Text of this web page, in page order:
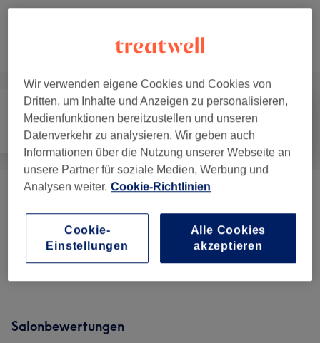
Nicht gefunden wonach du gesucht hast?
Nägel Haarentfernung Gesicht
Gesichtsbehandlungen ab 65 €
Salonbewertungen
Wir verwenden eigene Cookies und Cookies von
Dritten, um Inhalte und Anzeigen zu personalisieren,
Medienfunktionen bereitzustellen und unseren
Datenverkehr zu analysieren. Wir geben auch
Informationen über die Nutzung unserer Webseite an
unsere Partner für soziale Medien, Werbung und
Analysen weiter. Cookie-Richtlinien
Cookie-
Einstellungen
Alle Cookies
akzeptieren